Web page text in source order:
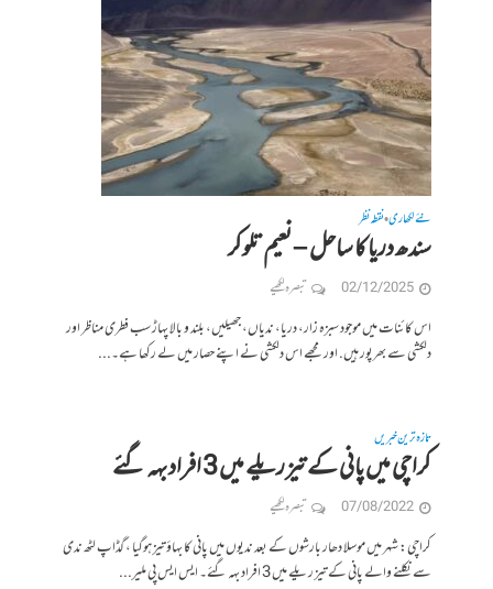
نئے لکھاری•نقطہ نظر
سندھ دریا کا ساحل – نعیم تلوکر
02/12/2025 تبصرہ لکھیے
اس کائنات میں موجود سبزہ زار، دریا، ندیاں، جھیلیں، بلند و بالا پہاڑ سب فطری مناظر اور
دلکشی سے بھرپور ہیں. اور مجھے اس دلکشی نے اپنے حصار میں لے رکھا ہے۔...
تازہ ترین خبریں
کراچی میں پانی کے تیز ریلے میں 3 افراد بہہ گئے
07/08/2022 تبصرہ لکھیے
کراچی: شہر میں موسلا دھار بارشوں کے بعد ندیوں میں پانی کا بہاؤ تیز ہوگیا ، گڈاپ لٹھ ندی
سے نکلنے والے پانی کے تیز ریلے میں 3 افراد بہہ گئے۔ ایس ایس پی ملیر...